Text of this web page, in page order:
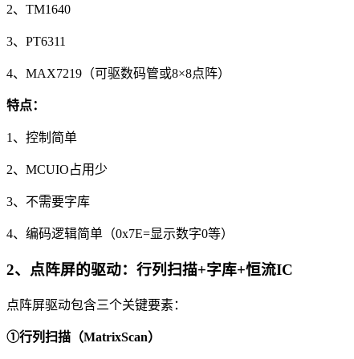
2、TM1640
3、PT6311
4、MAX7219（可驱数码管或8×8点阵）
特点：
1、控制简单
2、MCUIO占用少
3、不需要字库
4、编码逻辑简单（0x7E=显示数字0等）
2、点阵屏的驱动：行列扫描+字库+恒流IC
点阵屏驱动包含三个关键要素：
①行列扫描（MatrixScan）